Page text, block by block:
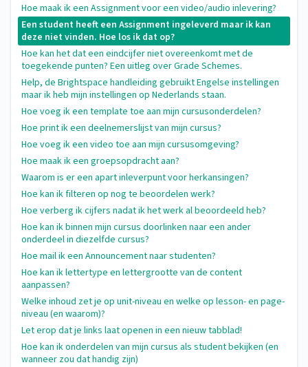
Hoe maak ik een Assignment voor een video/audio inlevering?
Een student heeft een Assignment ingeleverd maar ik kan
deze niet vinden. Hoe los ik dat op?
Hoe kan het dat een eindcijfer niet overeenkomt met de
toegekende punten? Een uitleg over Grade Schemes.
Help, de Brightspace handleiding gebruikt Engelse instellingen
maar ik heb mijn instellingen op Nederlands staan.
Hoe voeg ik een template toe aan mijn cursusonderdelen?
Hoe print ik een deelnemerslijst van mijn cursus?
Hoe voeg ik een video toe aan mijn cursusomgeving?
Hoe maak ik een groepsopdracht aan?
Waarom is er een apart inleverpunt voor herkansingen?
Hoe kan ik filteren op nog te beoordelen werk?
Hoe verberg ik cijfers nadat ik het werk al beoordeeld heb?
Hoe kan ik binnen mijn cursus doorlinken naar een ander
onderdeel in diezelfde cursus?
Hoe mail ik een Announcement naar studenten?
Hoe kan ik lettertype en lettergrootte van de content
aanpassen?
Welke inhoud zet je op unit-niveau en welke op lesson- en page-
niveau (en waarom)?
Let erop dat je links laat openen in een nieuw tabblad!
Hoe kan ik onderdelen van mijn cursus als student bekijken (en
wanneer zou dat handig zijn)